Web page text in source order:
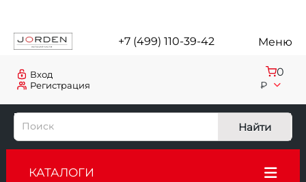
+7 (499) 110-39-42 Меню
Регистрация
Вход 0
₽
Найти
КАТАЛОГИ